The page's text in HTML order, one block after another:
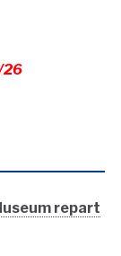
26
repart